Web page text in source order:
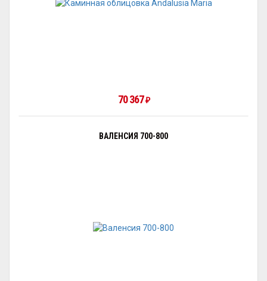
70 367 ₽
ВАЛЕНСИЯ 700-800